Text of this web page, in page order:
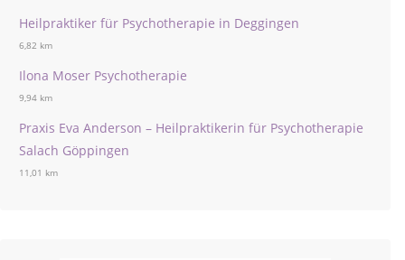
Heilpraktiker für Psychotherapie in Deggingen
6,82 km
Ilona Moser Psychotherapie
9,94 km
Praxis Eva Anderson – Heilpraktikerin für Psychotherapie
Salach Göppingen
11,01 km